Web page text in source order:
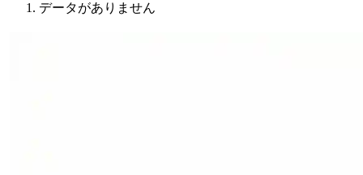
データがありません